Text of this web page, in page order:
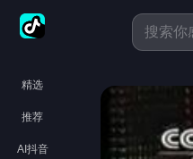
精选
推荐
AI抖音